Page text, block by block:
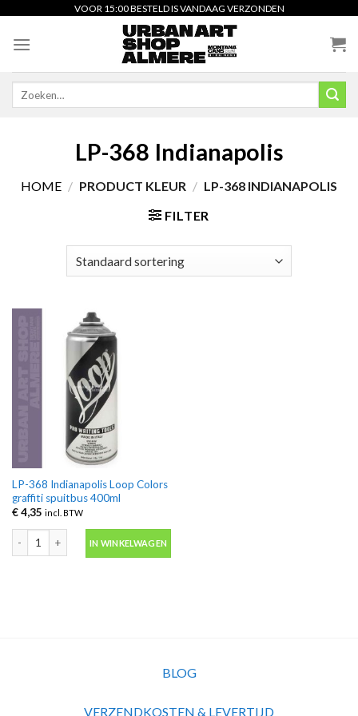
content
VOOR 15:00 BESTELD IS VANDAAG VERZONDEN
LP-368 Indianapolis
HOME / PRODUCT KLEUR / LP-368 INDIANAPOLIS
FILTER
LP-368 Indianapolis Loop Colors
graffiti spuitbus 400ml
€4,35 incl. BTW
LP-368 Indianapolis Loop Colors graffiti spuitbus 400ml aantal
IN WINKELWAGEN
BLOG
VERZENDKOSTEN & LEVERTIJD